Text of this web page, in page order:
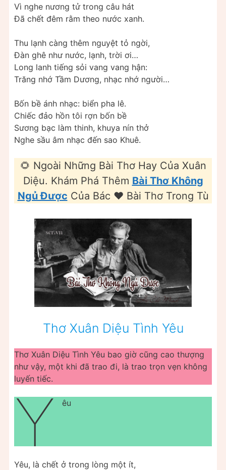
Vì nghe nương tử trong câu hát
Đã chết đêm rằm theo nước xanh.
Thu lạnh càng thêm nguyệt tỏ ngời,
Đàn ghê như nước, lạnh, trời ơi…
Long lanh tiếng sỏi vang vang hận:
Trăng nhớ Tầm Dương, nhạc nhớ người…
Bốn bề ánh nhạc: biển pha lê.
Chiếc đảo hồn tôi rợn bốn bề
Sương bạc làm thinh, khuya nín thở
Nghe sầu âm nhạc đến sao Khuê.
🌻 Ngoài Những Bài Thơ Hay Của Xuân
Diệu. Khám Phá Thêm Bài Thơ Không
Ngủ Được Của Bác ❤️ Bài Thơ Trong Tù
Thơ Xuân Diệu Tình Yêu
Thơ Xuân Diệu Tình Yêu bao giờ cũng cao thượng
như vậy, một khi đã trao đi, là trao trọn vẹn không
luyến tiếc.
Y êu
Yêu, là chết ở trong lòng một ít,